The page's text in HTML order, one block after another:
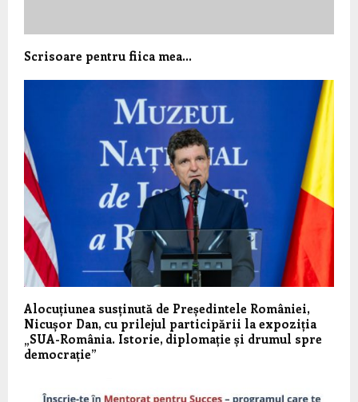
Scrisoare pentru fiica mea…
Alocuțiunea susținută de Președintele României,
Nicușor Dan, cu prilejul participării la expoziția
„SUA-România. Istorie, diplomație și drumul spre
democrație”